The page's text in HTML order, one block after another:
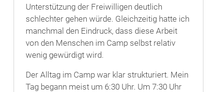
Unterstützung der Freiwilligen deutlich
schlechter gehen würde. Gleichzeitig hatte ich
manchmal den Eindruck, dass diese Arbeit
von den Menschen im Camp selbst relativ
wenig gewürdigt wird.
Der Alltag im Camp war klar strukturiert. Mein
Tag begann meist um 6:30 Uhr. Um 7:30 Uhr